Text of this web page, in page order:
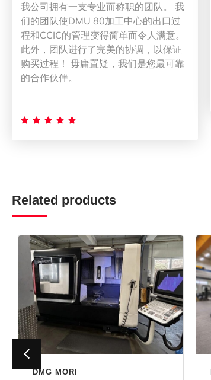
我公司拥有一支专业而称职的团队。 我
们的团队使DMU 80加工中心的出口过
程和CCIC的管理变得简单而令人满意。
此外，团队进行了完美的协调，以保证
购买过程！ 毋庸置疑，我们是您最可靠
的合作伙伴。
    
Related products
DMG MORI